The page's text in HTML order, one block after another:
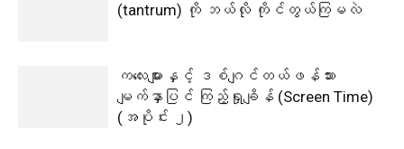
(tantrum) ကို ဘယ်လို ကိုင်တွယ်ကြမလဲ
ကလေးများနှင့် ဒစ်ဂျင်တယ်ဖန်သား
မျက်နှာပြင် ကြည့်ရှုချိန် (Screen Time)
(အပိုင်း ၂)